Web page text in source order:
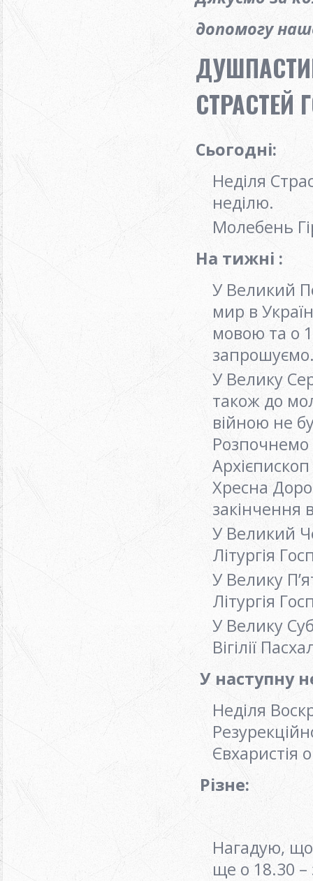
допомогу
СТРАСТЕЙ
Сьогодні:
Неділя
неділю.
Молебень
На тижні :
У Великий
мир в
мовою та о
У Велику
також до
війною не
Хресна
закінчення
У Великий
Літургія
У Велику
Літургія
У Велику
Вігілії
У наступну
Неділя
Євхаристія
Різне:
Нагадую, що
ще о 18.30